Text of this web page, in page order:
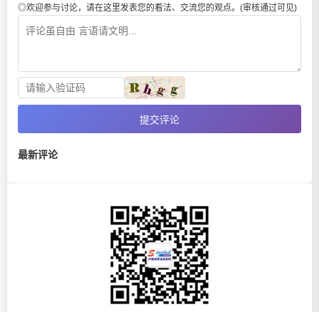
◎欢迎参与讨论，请在这里发表您的看法、交流您的观点。(审核通过可见)
提交评论
最新评论